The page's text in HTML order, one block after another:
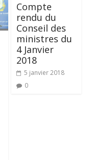
Compte
rendu du
Conseil des
ministres du
4 Janvier
2018
5 janvier 2018
0